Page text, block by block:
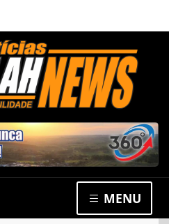
MENU